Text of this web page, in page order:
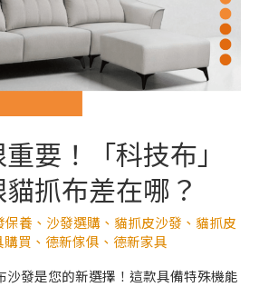
要！「科技布」
抓布差在哪？
保養 、 沙發選購 、 貓抓皮沙發 、 貓抓皮
購買 、 德新傢俱 、 德新家具
沙發是您的新選擇！這款具備特殊機能